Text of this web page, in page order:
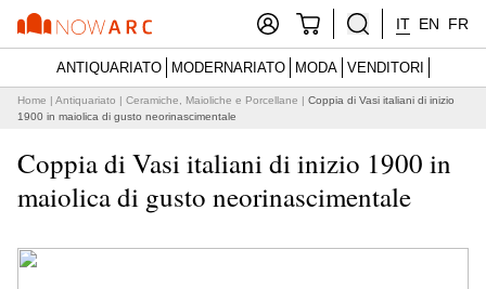
IT EN FR
ANTIQUARIATO MODERNARIATO MODA VENDITORI
Home | Antiquariato | Ceramiche, Maioliche e Porcellane | Coppia di Vasi italiani di inizio
1900 in maiolica di gusto neorinascimentale
Coppia di Vasi italiani di inizio 1900 in
maiolica di gusto neorinascimentale